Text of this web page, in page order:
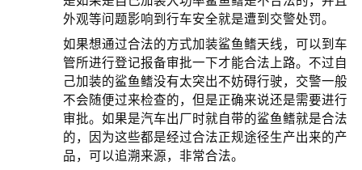
外观等问题影响到行车安全就是遭到交警处罚。
如果想通过合法的方式加装鲨鱼鳍天线，可以到车
管所进行登记报备审批一下才能合法上路。不过自
己加装的鲨鱼鳍没有太突出不妨碍行驶，交警一般
不会随便过来检查的，但是正确来说还是需要进行
审批。如果是汽车出厂时就自带的鲨鱼鳍就是合法
的，因为这些都是经过合法正规途径生产出来的产
品，可以追溯来源，非常合法。